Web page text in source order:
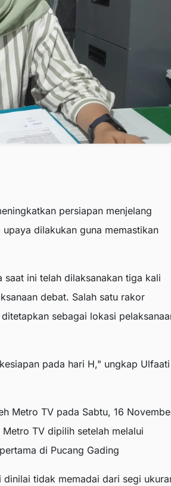
persiapan menjelang
dilakukan guna memastikan
saat ini telah dilaksanakan tiga kali
debat. Salah satu rakor
sebagai lokasi
pada hari H," ungkap Ulfaati
Metro TV pada Sabtu, 16
TV dipilih setelah melalui
di Pucang Gading
tidak memadai dari segi